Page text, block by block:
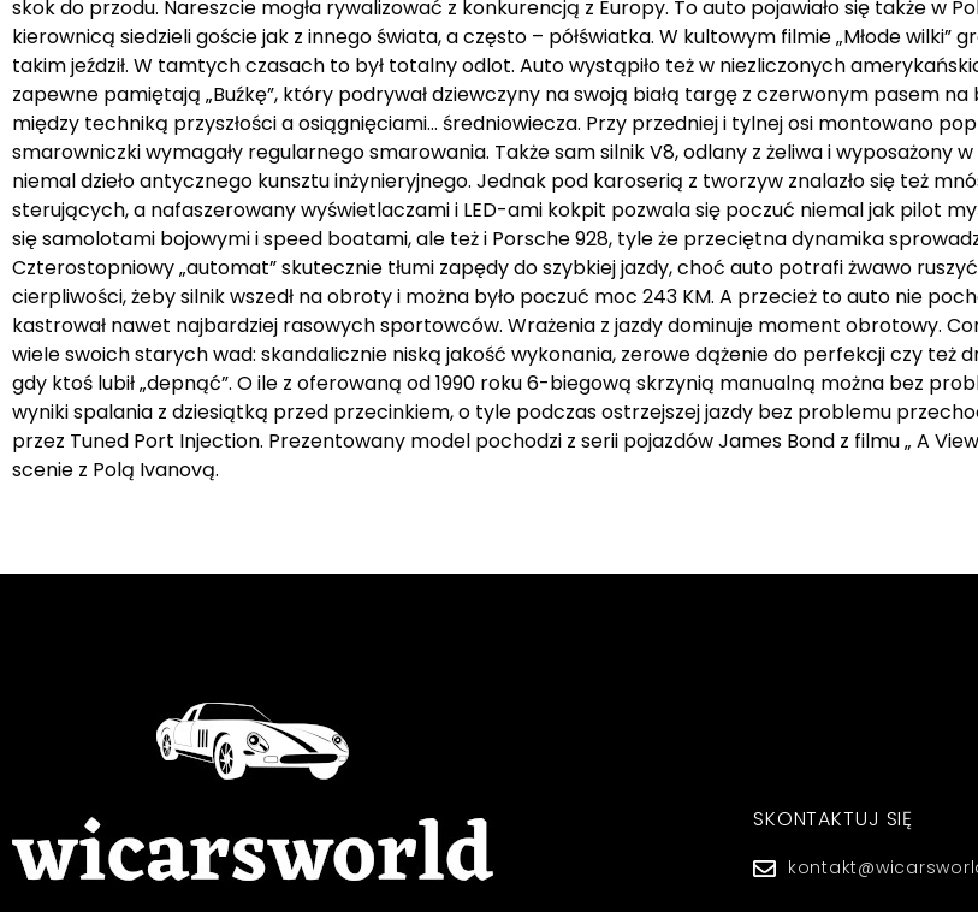
skok do przodu. Nareszcie mogła rywalizować z konkurencją z Europy. To auto pojawiało się także w
kierownicą siedzieli goście jak z innego świata, a często – półświatka. W kultowym filmie „Młode wilki”
takim jeździł. W tamtych czasach to był totalny odlot. Auto wystąpiło też w niezliczonych
zapewne pamiętają „Buźkę”, który podrywał dziewczyny na swoją białą targę z czerwonym pasem
między techniką przyszłości a osiągnięciami… średniowiecza. Przy przedniej i tylnej osi montowano
smarowniczki wymagały regularnego smarowania. Także sam silnik V8, odlany z żeliwa i wyposażony
niemal dzieło antycznego kunsztu inżynieryjnego. Jednak pod karoserią z tworzyw znalazło się też
sterujących, a nafaszerowany wyświetlaczami i LED-ami kokpit pozwala się poczuć niemal jak pilot
się samolotami bojowymi i speed boatami, ale też i Porsche 928, tyle że przeciętna dynamika
Czterostopniowy „automat” skutecznie tłumi zapędy do szybkiej jazdy, choć auto potrafi żwawo
cierpliwości, żeby silnik wszedł na obroty i można było poczuć moc 243 KM. A przecież to auto nie
kastrował nawet najbardziej rasowych sportowców. Wrażenia z jazdy dominuje moment obrotowy.
wiele swoich starych wad: skandalicznie niską jakość wykonania, zerowe dążenie do perfekcji czy też
gdy ktoś lubił „depnąć”. O ile z oferowaną od 1990 roku 6-biegową skrzynią manualną można bez
wyniki spalania z dziesiątką przed przecinkiem, o tyle podczas ostrzejszej jazdy bez problemu
przez Tuned Port Injection. Prezentowany model pochodzi z serii pojazdów James Bond z filmu „ A
scenie z Polą Ivanovą.
SKONTAKTUJ SIĘ